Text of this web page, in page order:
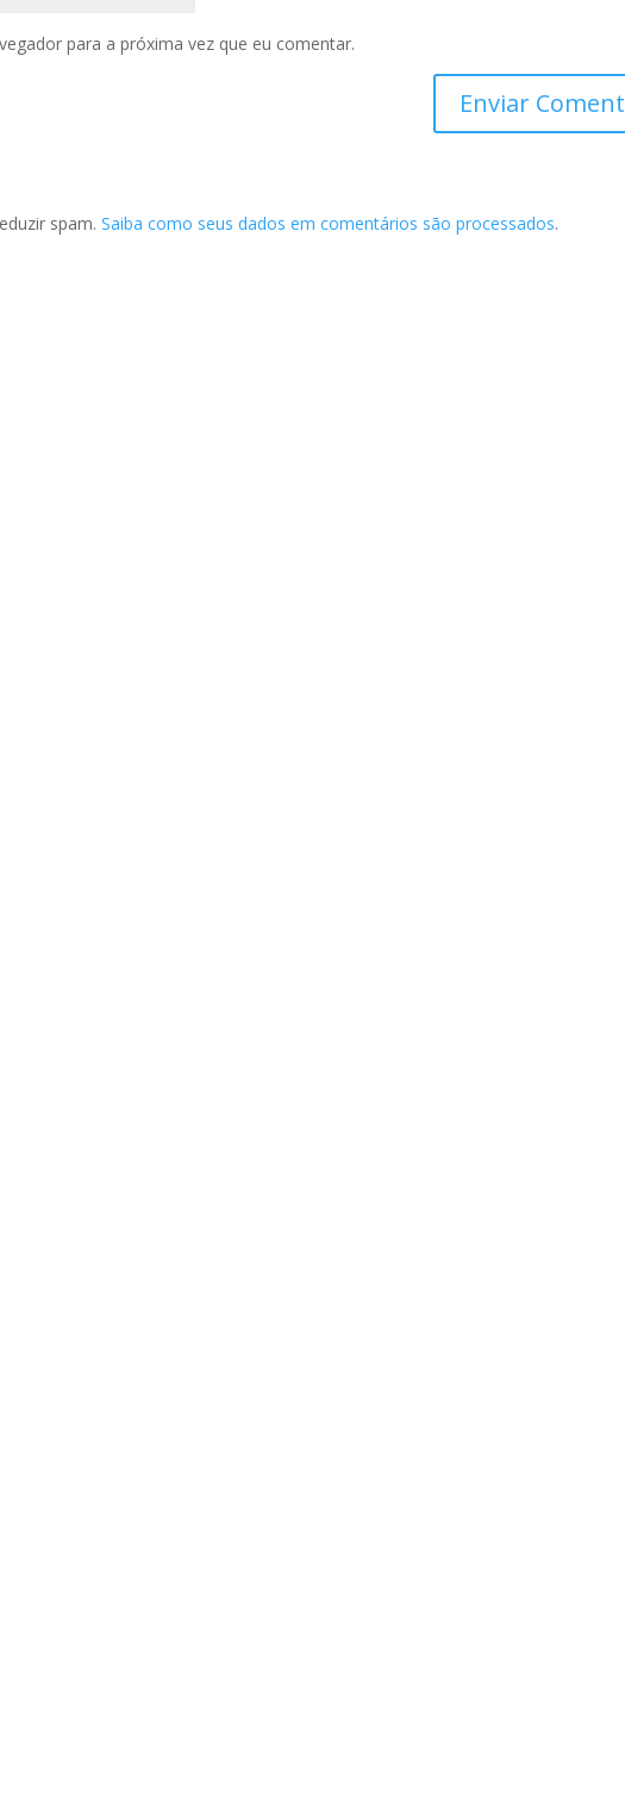
para a próxima vez que eu comentar.
spam.Saiba como seus dados em comentários são processados.